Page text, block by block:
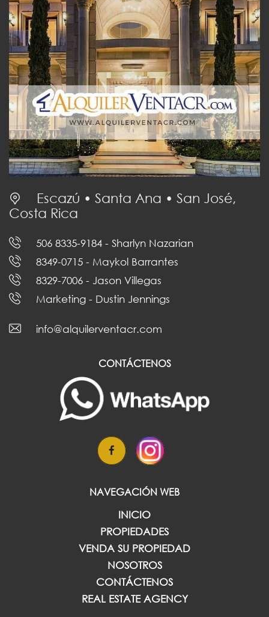
Escazú • Santa Ana • San José,
Costa Rica
506 8335-9184 - Sharlyn Nazarian
8349-0715 - Maykol Barrantes
8329-7006 - Jason Villegas
Marketing - Dustin Jennings
info@alquilerventacr.com
CONTÁCTENOS
NAVEGACIÓN WEB
INICIO
PROPIEDADES
VENDA SU PROPIEDAD
NOSOTROS
CONTÁCTENOS
REAL ESTATE AGENCY